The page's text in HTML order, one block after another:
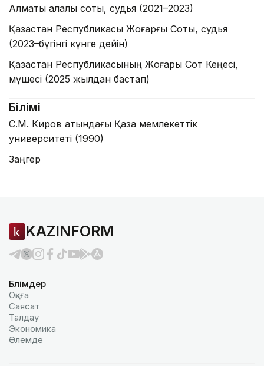
Алматы қалалық соты, судья (2021–2023)
Қазақстан Республикасы Жоғарғы Соты, судья
(2023–бүгінгі күнге дейін)
Қазақстан Республикасының Жоғары Сот Кеңесі,
мүшесі (2025 жылдан бастап)
Білімі
С.М. Киров атындағы Қазақ мемлекеттік
университеті (1990)
Заңгер
KAZINFORM
Бөлімдер
Оқиға
Саясат
Талдау
Экономика
Әлемде